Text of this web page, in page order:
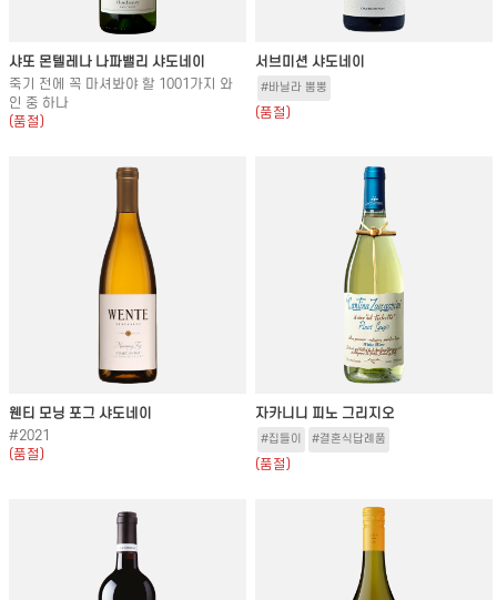
샤또 몬텔레나 나파밸리 샤도네이
죽기 전에 꼭 마셔봐야 할 1001가지 와
인 중 하나
(품절)
서브미션 샤도네이
#바닐라 뿜뿡
(품절)
웬티 모닝 포그 샤도네이
#2021
(품절)
자카니니 피노 그리지오
#집들이 #결혼식답례품
(품절)